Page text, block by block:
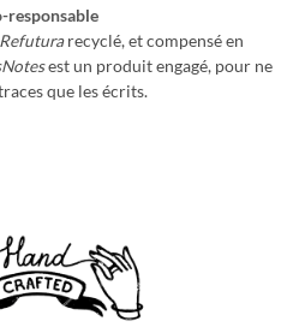
responsable
Refuturarecyclé, et compensé en
est un produit engagé, pour ne
que les écrits.